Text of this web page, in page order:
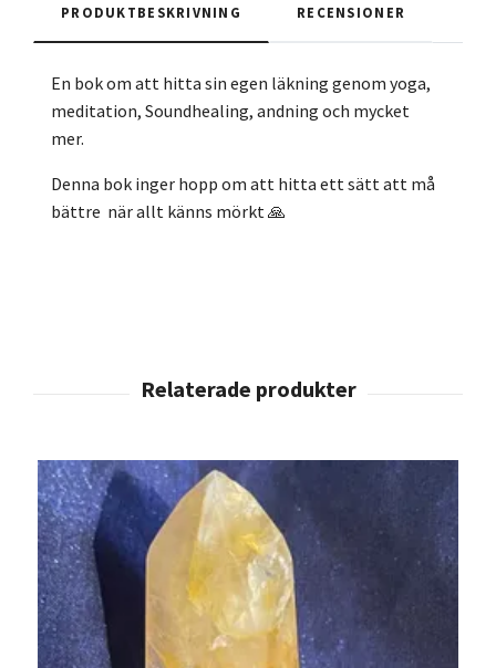
PRODUKTBESKRIVNING RECENSIONER
En bok om att hitta sin egen läkning genom yoga,
meditation, Soundhealing, andning och mycket
mer.
Denna bok inger hopp om att hitta ett sätt att må
bättre när allt känns mörkt 🙏